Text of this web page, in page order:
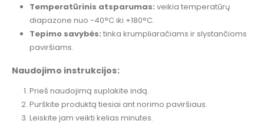
Temperatūrinis atsparumas: veikia temperatūrų
diapazone nuo -40°C iki +180°C.
Tepimo savybės: tinka krumpliaračiams ir slystančioms
paviršiams.
Naudojimo instrukcijos:
Prieš naudojimą suplakite indą.
Purškite produktą tiesiai ant norimo paviršiaus.
Leiskite jam veikti kelias minutes.